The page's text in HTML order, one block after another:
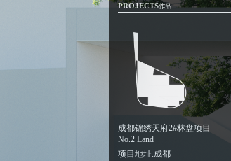
PROJECTS作品
成都锦绣天府2#林盘项目
No.2 Land
项目地址:成都